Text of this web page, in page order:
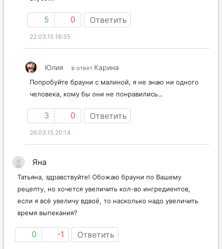
5 0 Ответить
22.03.15 16:35
Юлия в ответ Карина
Попробуйте брауни с малиной, я не знаю ни одного
человека, кому бы они не понравились…
3 0 Ответить
26.03.15 20:14
Яна
Татьяна, здравствуйте! Обожаю брауни по Вашему
рецепту, но хочется увеличить кол-во ингредиентов,
если я всё увеличу вдвоё, то насколько надо увеличить
время выпекания?
0 -1 Ответить